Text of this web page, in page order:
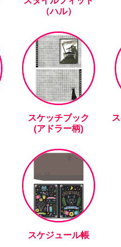
（ハル）
スケッチブック
(アドラー柄)
スケジュール帳